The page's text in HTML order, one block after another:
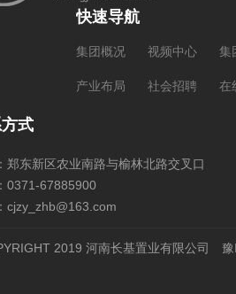
快速导航
集团概况 视频中心 集
产业布局 社会招聘 在
式
郑东新区农业南路与榆林北路交叉口
0371-67885900
cjzy_zhb@163.com
2019 河南长基置业有限公司